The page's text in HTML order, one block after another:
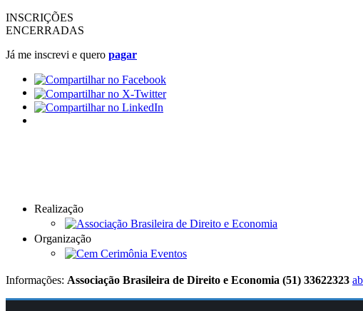
INSCRIÇÕES
ENCERRADAS
Já me inscrevi e quero pagar
Realização
Organização
Informações: Associação Brasileira de Direito e Economia (51) 33622323